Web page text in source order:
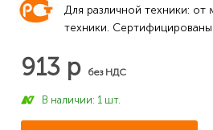
Для различной техники:
техники. Сертифицированы.
913 р без НДС
В наличии: 1 шт.